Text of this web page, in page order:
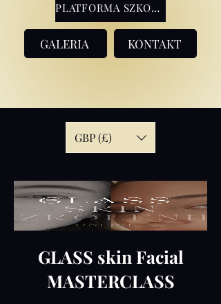
PLATFORMA SZKOLENIOWA
GALERIA KONTAKT
GBP (£)
GLASS skin Facial
MASTERCLASS